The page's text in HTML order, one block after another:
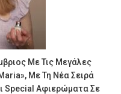
Με Τις Μεγάλες
Με Τη Νέα Σειρά
Special Αφιερώματα Σε